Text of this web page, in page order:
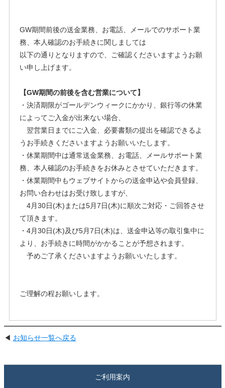
GW期間前後の送金業務、お電話、メールでのサポート業
務、本人確認のお手続きに関しましては
以下の通りとなりますので、ご確認くださいますようお願
い申し上げます。
【GW期間の前後を含む営業について】
・決済期限がゴールデンウィークにかかり、銀行等の休業
によってご入金が出来ない場合、
翌営業日までにご入金、必要書類の提出を確認できるよ
うお手続きくださいますようお願いいたします。
・休業期間中は通常送金業務、お電話、メールサポート業
務、本人確認のお手続きをお休みとさせていただきます。
・休業期間中もウェブサイトからの送金申込や会員登録、
お問い合わせはお受け致しますが、
4月30日(木)または5月7日(木)に順次ご対応・ご回答させ
て頂きます。
・4月30日(木)及び5月7日(木)は、送金申込等の取引集中に
より、お手続きに時間がかかることが予想されます。
予めご了承くださいますようお願いいたします。
ご理解の程お願いします。
◀ お知らせ一覧へ戻る
ご利用案内